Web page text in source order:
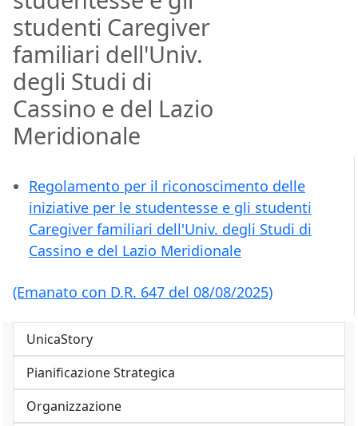
studenti Caregiver
familiari dell'Univ.
degli Studi di
Cassino e del Lazio
Meridionale
Regolamento per il riconoscimento delle
iniziative per le studentesse e gli studenti
Caregiver familiari dell'Univ. degli Studi di
Cassino e del Lazio Meridionale
(Emanato con D.R. 647 del 08/08/2025)
UnicaStory
Pianificazione Strategica
Organizzazione